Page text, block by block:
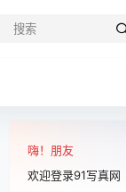
嗨！朋友
欢迎登录91写真网